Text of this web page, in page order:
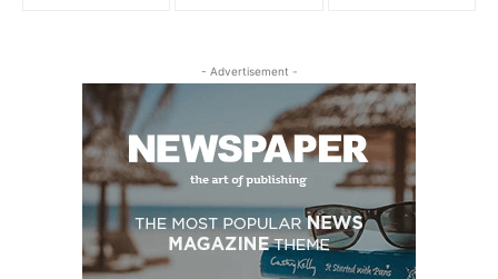
- Advertisement -